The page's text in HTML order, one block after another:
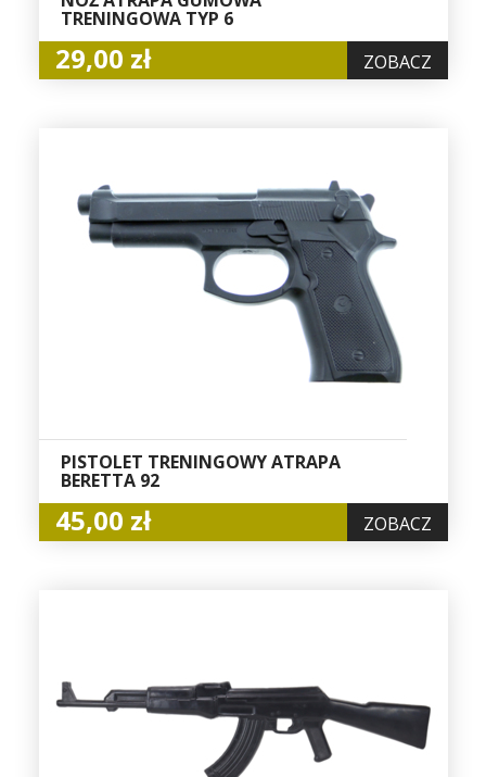
TRENINGOWA TYP 6
29,00 zł ZOBACZ
PISTOLET TRENINGOWY ATRAPA
BERETTA 92
45,00 zł ZOBACZ